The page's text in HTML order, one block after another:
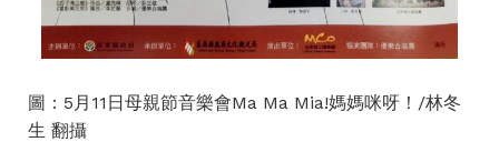
圖：5月11日母親節音樂會Ma Ma Mia!媽媽咪呀！/林冬
生 翻攝